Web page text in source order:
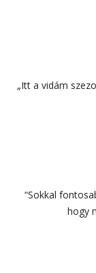
„Itt a vidám
“Sokkal
hogy